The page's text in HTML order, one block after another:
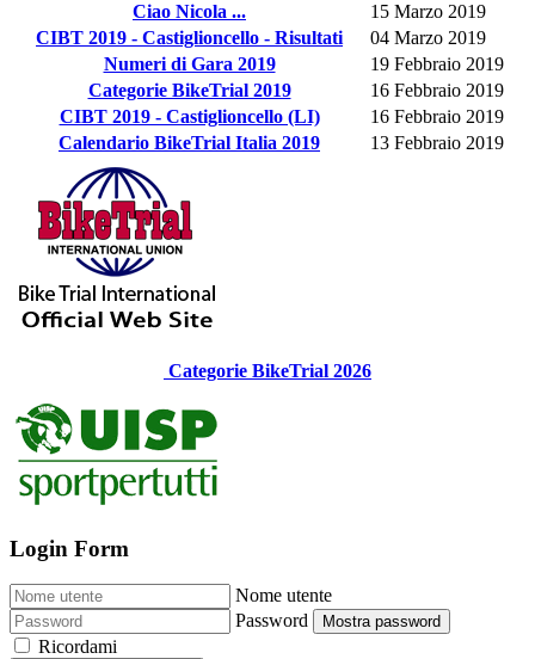
Ciao Nicola ...
15 Marzo 2019
CIBT 2019 - Castiglioncello - Risultati
04 Marzo 2019
Numeri di Gara 2019
19 Febbraio 2019
Categorie BikeTrial 2019
16 Febbraio 2019
CIBT 2019 - Castiglioncello (LI)
16 Febbraio 2019
Calendario BikeTrial Italia 2019
13 Febbraio 2019
Categorie BikeTrial 2026
Login Form
Nome utente
Password
Mostra password
Ricordami